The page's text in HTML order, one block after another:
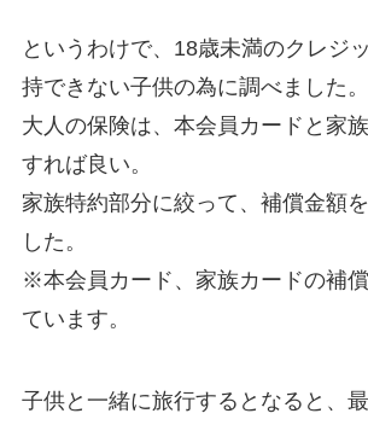
というわけで、18歳未満のクレジ
持できない子供の為に調べました。
大人の保険は、本会員カードと家
すれば良い。
家族特約部分に絞って、補償金額
した。
※本会員カード、家族カードの補
ています。
子供と一緒に旅行するとなると、